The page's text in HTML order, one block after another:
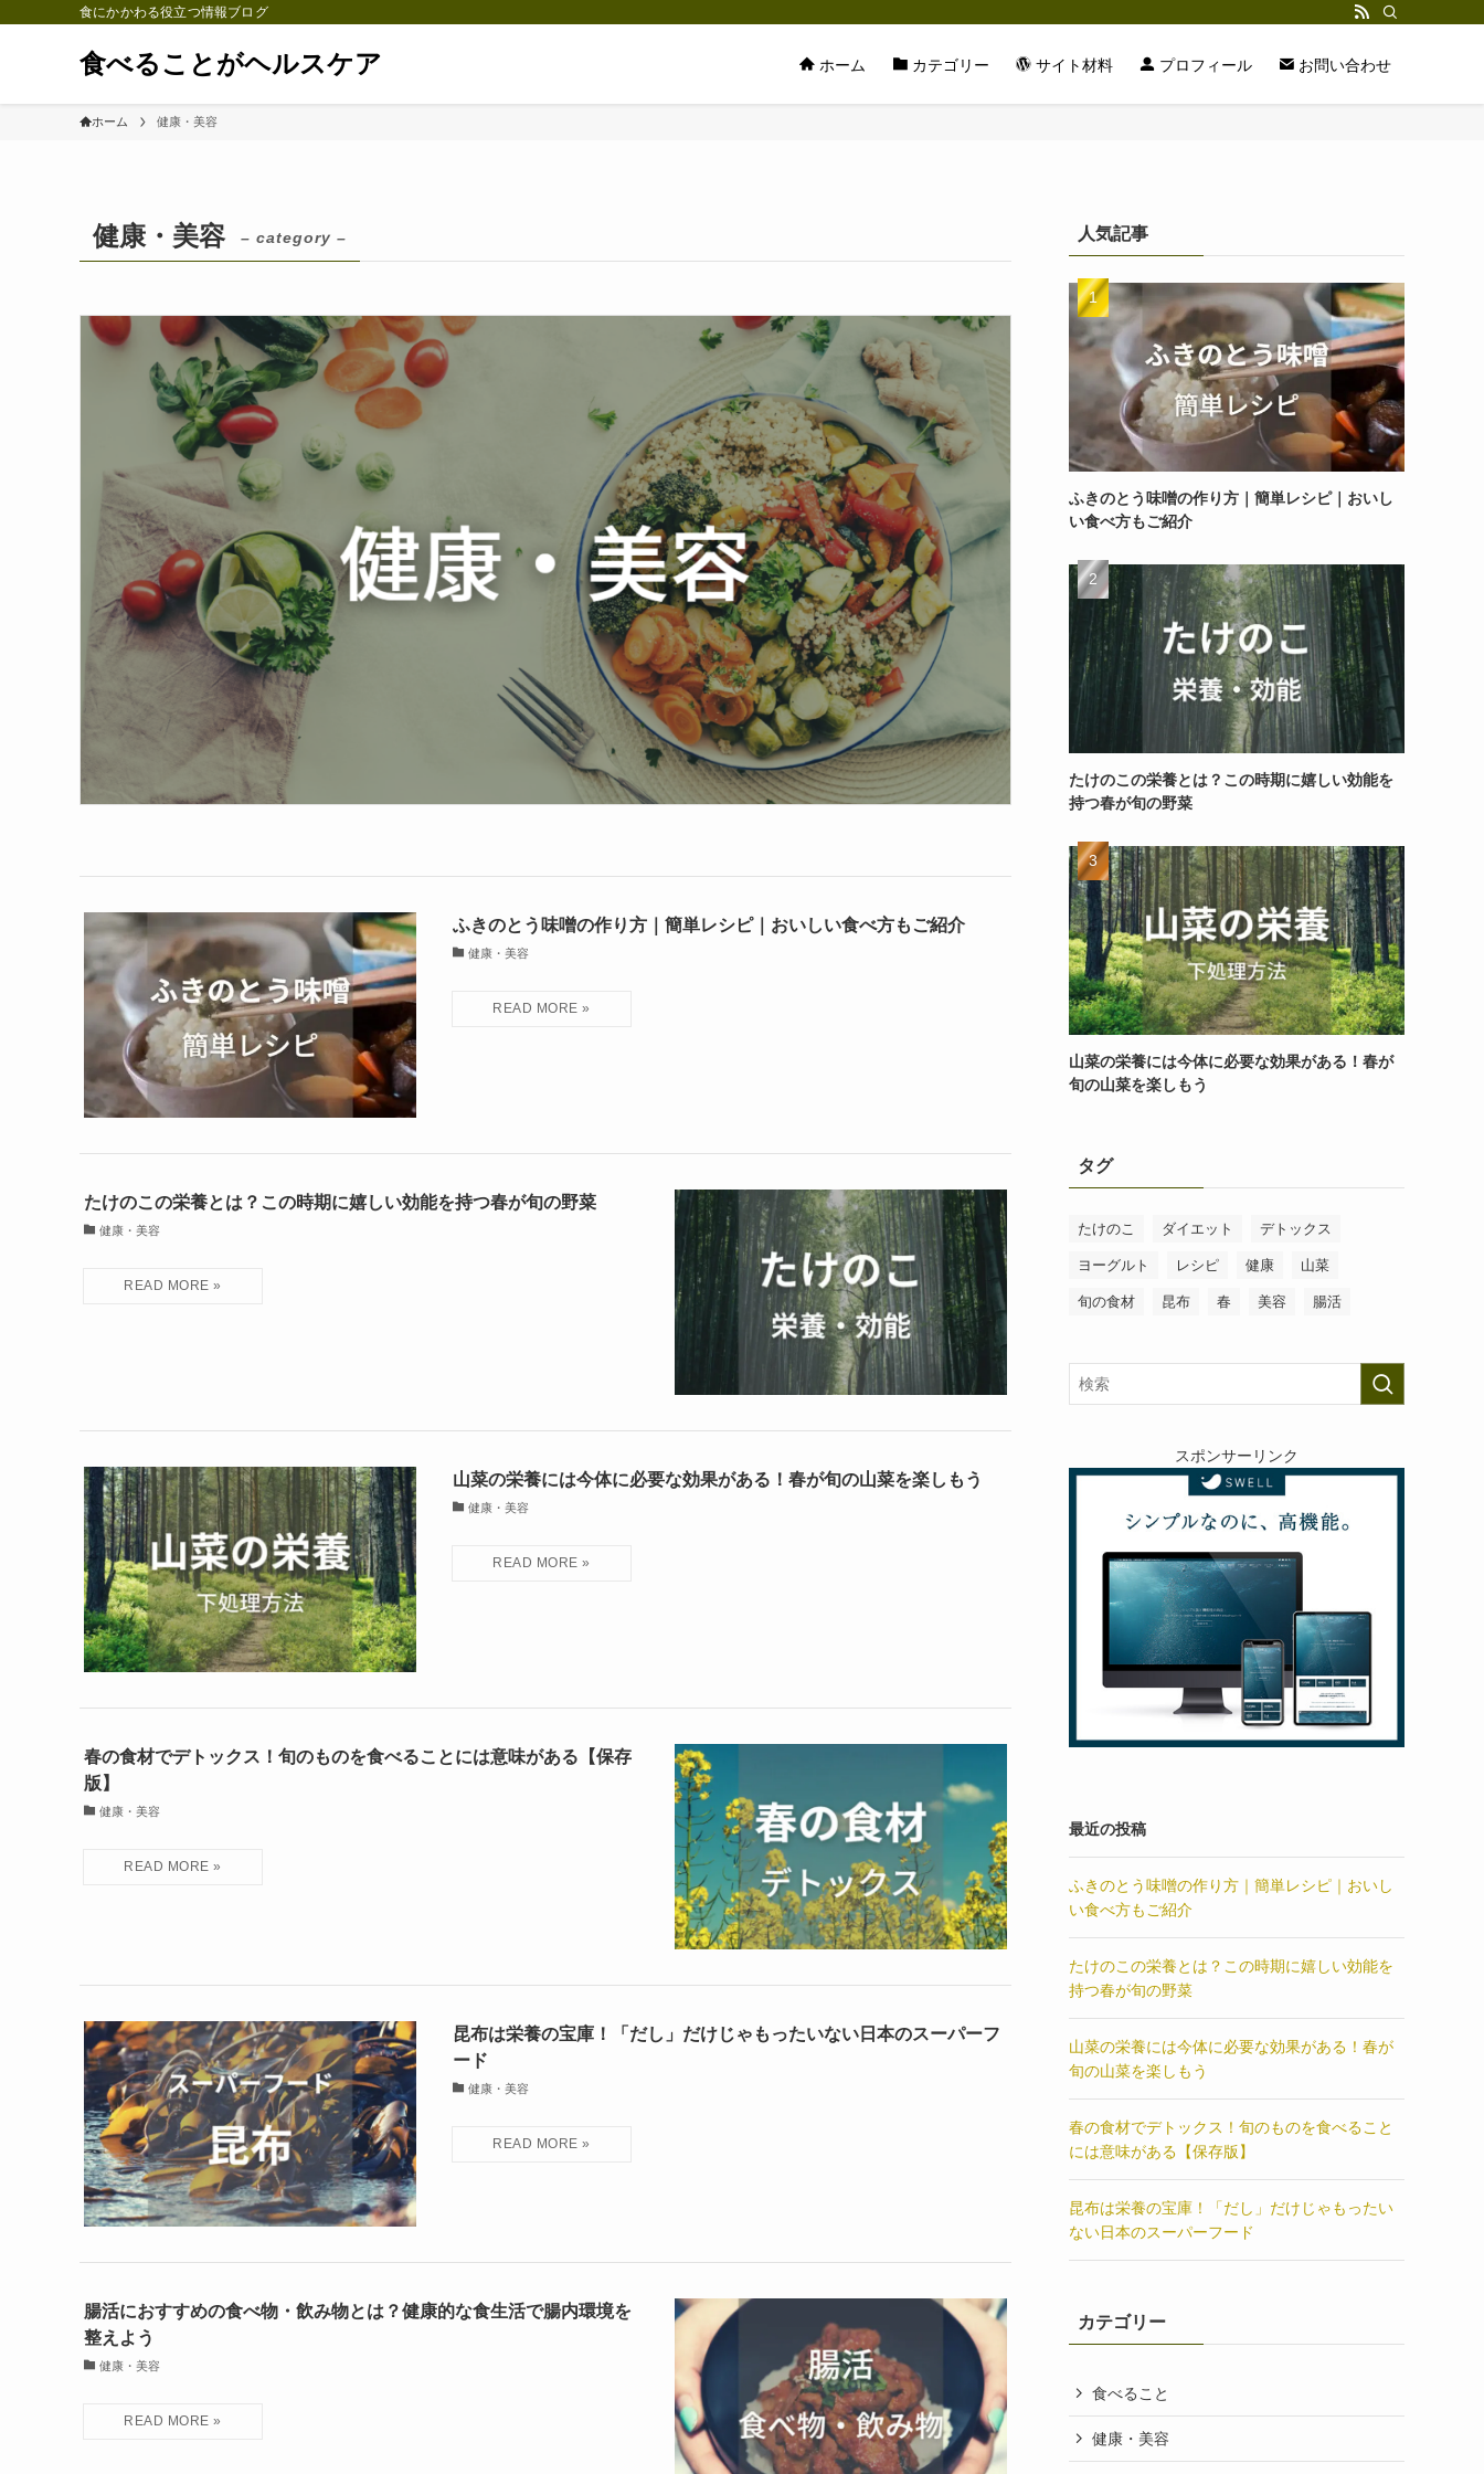
食にかかわる役立つ情報ブログ
食べることがヘルスケア ホーム カテゴリー サイト材料 プロフィール お問い合わせ
ホーム 健康・美容
健康・美容 – category –
ふきのとう味噌の作り方｜簡単レシピ｜おいしい食べ方もご紹介
健康・美容
たけのこの栄養とは？この時期に嬉しい効能を持つ春が旬の野菜
健康・美容
山菜の栄養には今体に必要な効果がある！春が旬の山菜を楽しもう
健康・美容
春の食材でデトックス！旬のものを食べることには意味がある【保存
版】
健康・美容
昆布は栄養の宝庫！「だし」だけじゃもったいない日本のスーパーフ
ード
健康・美容
腸活におすすめの食べ物・飲み物とは？健康的な食生活で腸内環境を
整えよう
健康・美容
人気記事
ふきのとう味噌の作り方｜簡単レシピ｜おいし
い食べ方もご紹介
たけのこの栄養とは？この時期に嬉しい効能を
持つ春が旬の野菜
山菜の栄養には今体に必要な効果がある！春が
旬の山菜を楽しもう
タグ
たけのこ ダイエット デトックス
ヨーグルト レシピ 健康 山菜
旬の食材 昆布 春 美容 腸活
スポンサーリンク
最近の投稿
ふきのとう味噌の作り方｜簡単レシピ｜おいし
い食べ方もご紹介
たけのこの栄養とは？この時期に嬉しい効能を
持つ春が旬の野菜
山菜の栄養には今体に必要な効果がある！春が
旬の山菜を楽しもう
春の食材でデトックス！旬のものを食べること
には意味がある【保存版】
昆布は栄養の宝庫！「だし」だけじゃもったい
ない日本のスーパーフード
カテゴリー
食べること
健康・美容